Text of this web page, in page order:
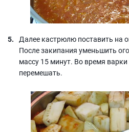
Далее кастрюлю поставить на
После закипания уменьшить
массу 15 минут. Во время
перемешать.